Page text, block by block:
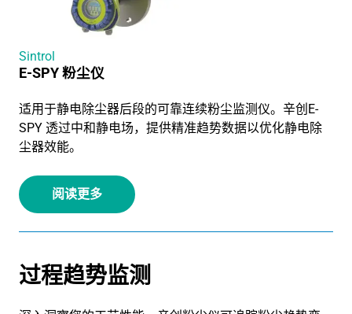
Sintrol
E-SPY 粉尘仪
适用于静电除尘器后段的可靠连续粉尘监测仪。辛创E-
SPY 透过中和静电场，提供精准趋势数据以优化静电除
尘器效能。
阅读更多
过程趋势监测